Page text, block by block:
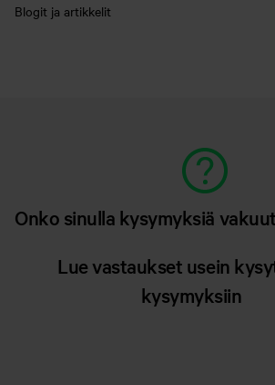
Blogit ja artikkelit
Onko sinulla kysymyksiä
Lue vastaukset usein
kysymyksiin